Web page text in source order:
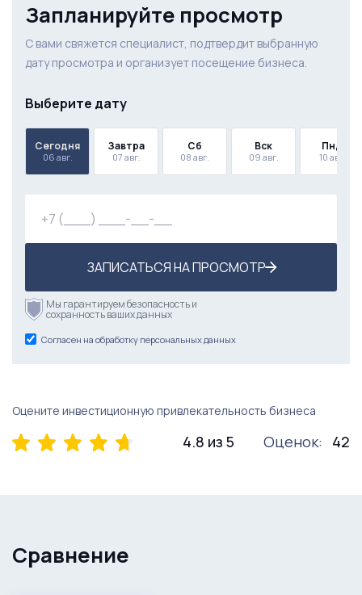
Запланируйте просмотр
С вами свяжется специалист, подтвердит выбранную
дату просмотра и организует посещение бизнеса.
Выберите дату
Сегодня
06 авг.
Завтра
07 авг.
Сб
08 авг.
Вск
09 авг.
Пнд
10 авг.
ЗАПИСАТЬСЯ НА ПРОСМОТР
Мы гарантируем безопасность и
сохранность ваших данных
Согласен на обработку персональных данных
Оцените инвестиционную привлекательность бизнеса
4.8 из 5 Оценок: 42
Сравнение